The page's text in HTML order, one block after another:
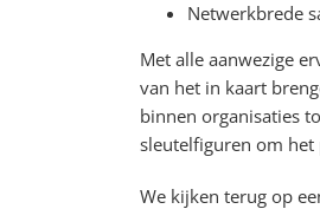
Netwerkbrede
Met alle aanwezige
van het in kaart
binnen organisaties
sleutelfiguren om het
We kijken terug op